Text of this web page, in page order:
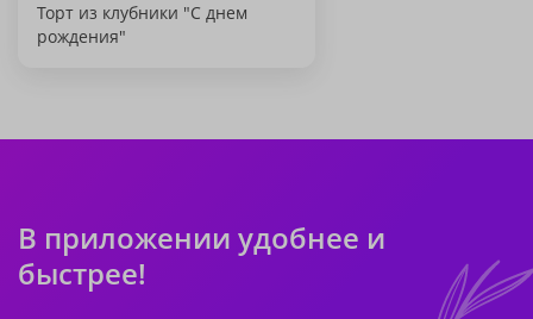
Торт из клубники "С днем
рождения"
В приложении удобнее и
быстрее!